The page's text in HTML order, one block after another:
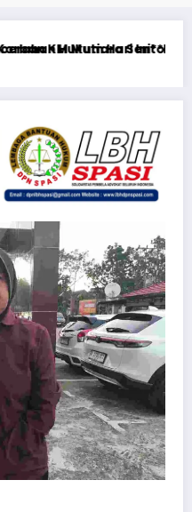
MEMBERI NAFKAH
RTP açıqlığı: Mostbet